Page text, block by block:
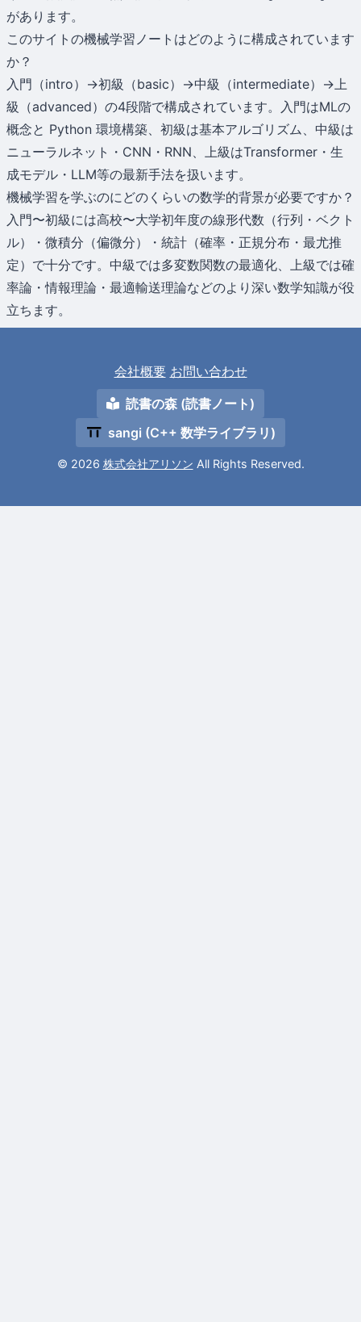
があります。
このサイトの機械学習ノートはどのように構成されています
か？
入門（intro）→初級（basic）→中級（intermediate）→上
級（advanced）の4段階で構成されています。入門はMLの
概念と Python 環境構築、初級は基本アルゴリズム、中級は
ニューラルネット・CNN・RNN、上級はTransformer・生
成モデル・LLM等の最新手法を扱います。
機械学習を学ぶのにどのくらいの数学的背景が必要ですか？
入門〜初級には高校〜大学初年度の線形代数（行列・ベクト
ル）・微積分（偏微分）・統計（確率・正規分布・最尤推
定）で十分です。中級では多変数関数の最適化、上級では確
率論・情報理論・最適輸送理論などのより深い数学知識が役
立ちます。
会社概要 お問い合わせ
読書の森 (読書ノート)
sangi (C++ 数学ライブラリ)
© 2026 株式会社アリソン All Rights Reserved.